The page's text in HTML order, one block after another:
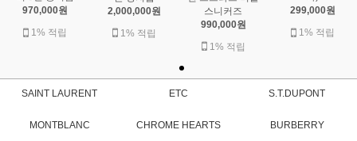
970,000원
1% 적립
2,000,000원
1% 적립
스니커즈
990,000원
1% 적립
299,000원
1% 적립
SAINT LAURENT ETC S.T.DUPONT
MONTBLANC CHROME HEARTS BURBERRY